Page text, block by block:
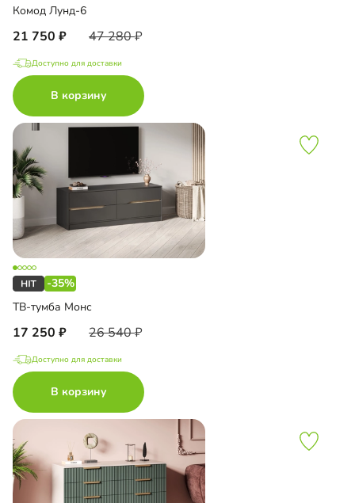
Комод Лунд-6
21 750 47 280
Доступно для доставки
В корзину
-35%
ТВ-тумба Монс
17 250 26 540
Доступно для доставки
В корзину